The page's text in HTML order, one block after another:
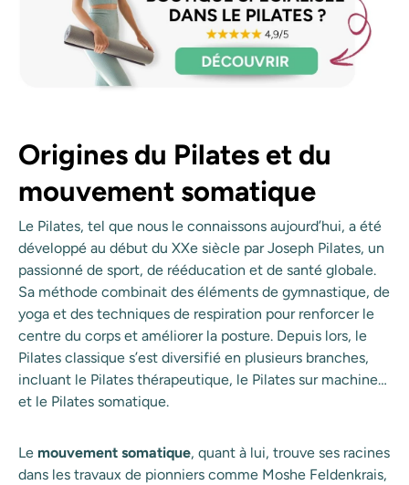
Origines du Pilates et du
mouvement somatique
Le Pilates, tel que nous le connaissons aujourd’hui, a été
développé au début du XXe siècle par Joseph Pilates, un
passionné de sport, de rééducation et de santé globale.
Sa méthode combinait des éléments de gymnastique, de
yoga et des techniques de respiration pour renforcer le
centre du corps et améliorer la posture. Depuis lors, le
Pilates classique s’est diversifié en plusieurs branches,
incluant le Pilates thérapeutique, le Pilates sur machine…
et le Pilates somatique.
Le mouvement somatique, quant à lui, trouve ses racines
dans les travaux de pionniers comme Moshe Feldenkrais,